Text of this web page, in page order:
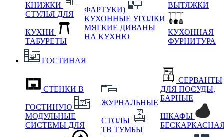
КНИЖКИ
СТУЛЬЯ ДЛЯ
КУХНИ
ТАБУРЕТЫ
ФАРТУКИ)
КУХОННЫЕ УГОЛКИ
МЯГКИЕ ДИВАНЫ
НА КУХНЮ
ВЫТЯЖКИ
КУХОННАЯ
ФУРНИТУРА
ГОСТИНАЯ
СТЕНКИ В
ГОСТИНУЮ
МОДУЛЬНЫЕ
СИСТЕМЫ ДЛЯ
ЖУРНАЛЬНЫЕ
СТОЛЫ
ТВ ТУМБЫ
СЕРВАНТЫ
ДЛЯ ПОСУДЫ,
БАРНЫЕ
ШКАФЫ